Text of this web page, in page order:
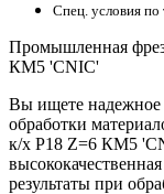
Спец. условия по
Промышленная
КМ5 'CNIC'
Вы ищете надежное
обработки
к/х Р18 Z=6 КМ5
результаты при